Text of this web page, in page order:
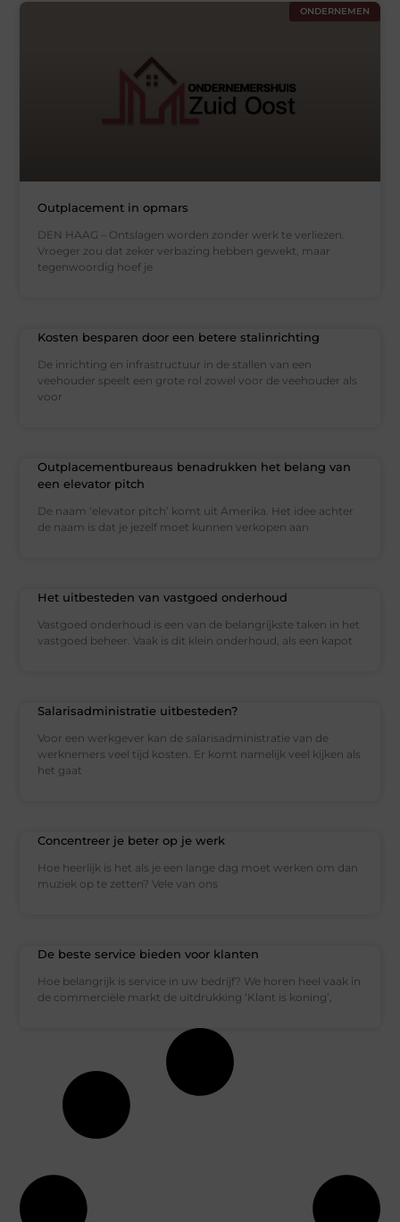
ONDERNEMEN
Outplacement in opmars
DEN HAAG – Ontslagen worden zonder werk te verliezen.
Vroeger zou dat zeker verbazing hebben gewekt, maar
tegenwoordig hoef je
Kosten besparen door een betere stalinrichting
De inrichting en infrastructuur in de stallen van een
veehouder speelt een grote rol zowel voor de veehouder als
voor
Outplacementbureaus benadrukken het belang van
een elevator pitch
De naam ‘elevator pitch’ komt uit Amerika. Het idee achter
de naam is dat je jezelf moet kunnen verkopen aan
Het uitbesteden van vastgoed onderhoud
Vastgoed onderhoud is een van de belangrijkste taken in het
vastgoed beheer. Vaak is dit klein onderhoud, als een kapot
Salarisadministratie uitbesteden?
Voor een werkgever kan de salarisadministratie van de
werknemers veel tijd kosten. Er komt namelijk veel kijken als
het gaat
Concentreer je beter op je werk
Hoe heerlijk is het als je een lange dag moet werken om dan
muziek op te zetten? Vele van ons
De beste service bieden voor klanten
Hoe belangrijk is service in uw bedrijf? We horen heel vaak in
de commerciële markt de uitdrukking ‘Klant is koning’,